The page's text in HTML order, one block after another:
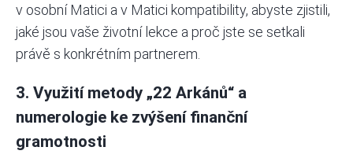
v osobní Matici a v Matici kompatibility, abyste zjistili,
jaké jsou vaše životní lekce a proč jste se setkali
právě s konkrétním partnerem.
3. Využití metody „22 Arkánů“ a
numerologie ke zvýšení finanční
gramotnosti